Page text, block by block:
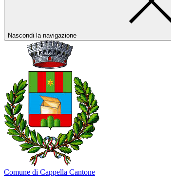
Nascondi la navigazione
Comune di Cappella Cantone